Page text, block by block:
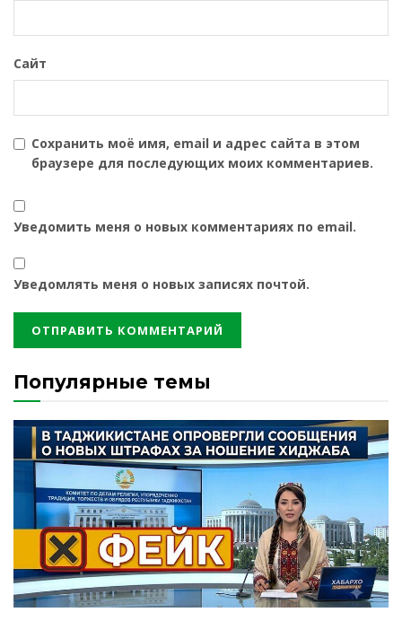
Сайт
Сохранить моё имя, email и адрес сайта в этом
браузере для последующих моих комментариев.
Уведомить меня о новых комментариях по email.
Уведомлять меня о новых записях почтой.
Популярные темы